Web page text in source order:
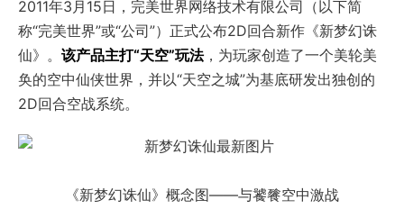
2011年3月15日，完美世界网络技术有限公司（以下简
称“完美世界”或“公司”）正式公布2D回合新作《新梦幻诛
仙》。 该产品主打“天空”玩法，为玩家创造了一个美轮美
奂的空中仙侠世界，并以“天空之城”为基底研发出独创的
2D回合空战系统。
《新梦幻诛仙》概念图——与饕餮空中激战